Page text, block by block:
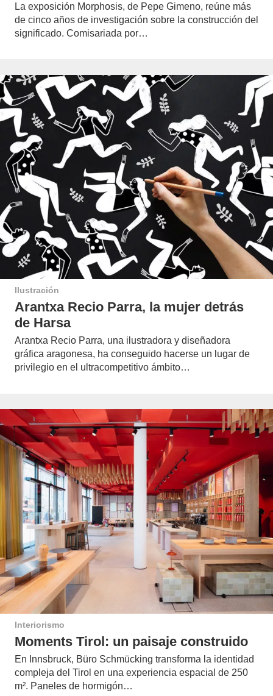
La exposición Morphosis, de Pepe Gimeno, reúne más
de cinco años de investigación sobre la construcción del
significado. Comisariada por…
Ilustración
Arantxa Recio Parra, la mujer detrás
de Harsa
Arantxa Recio Parra, una ilustradora y diseñadora
gráfica aragonesa, ha conseguido hacerse un lugar de
privilegio en el ultracompetitivo ámbito…
Interiorismo
Moments Tirol: un paisaje construido
En Innsbruck, Büro Schmücking transforma la identidad
compleja del Tirol en una experiencia espacial de 250
m². Paneles de hormigón…